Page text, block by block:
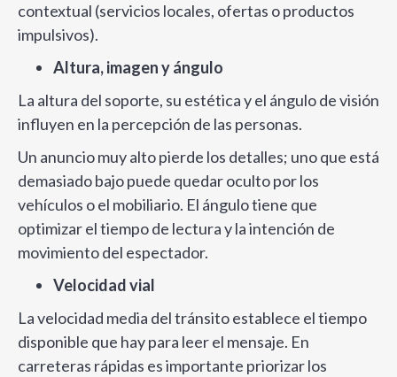
contextual (servicios locales, ofertas o productos
impulsivos).
Altura, imagen y ángulo
La altura del soporte, su estética y el ángulo de visión
influyen en la percepción de las personas.
Un anuncio muy alto pierde los detalles; uno que está
demasiado bajo puede quedar oculto por los
vehículos o el mobiliario. El ángulo tiene que
optimizar el tiempo de lectura y la intención de
movimiento del espectador.
Velocidad vial
La velocidad media del tránsito establece el tiempo
disponible que hay para leer el mensaje. En
carreteras rápidas es importante priorizar los